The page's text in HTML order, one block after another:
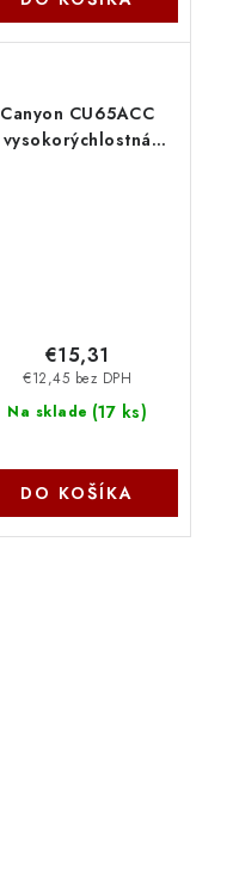
Canyon CU65ACC
vysokorýchlostná
Na sklade (17 ks)
€12,45 bez DPH
€15,31
DO KOŠÍKA